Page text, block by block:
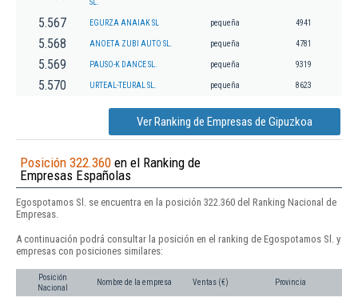
SL.
5.567 EGURZA ANAIAK SL pequeña 4941
5.568 ANOETA ZUBI AUTO SL. pequeña 4781
5.569 PAUSO-K DANCE SL. pequeña 9319
5.570 URTEAL-TEURAL SL. pequeña 8623
Ver Ranking de Empresas de Gipuzkoa
Posición 322.360 en el Ranking de
Empresas Españolas
Egospotamos Sl. se encuentra en la posición 322.360 del Ranking Nacional de
Empresas.
A continuación podrá consultar la posición en el ranking de Egospotamos Sl. y
empresas con posiciones similares:
Posición
Nacional
Nombre de la empresa Ventas (€) Provincia